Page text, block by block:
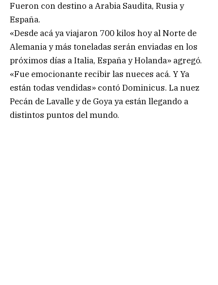
Fueron con destino a Arabia Saudita, Rusia y
España.
«Desde acá ya viajaron 700 kilos hoy al Norte de
Alemania y más toneladas serán enviadas en los
próximos días a Italia, España y Holanda» agregó.
«Fue emocionante recibir las nueces acá. Y Ya
están todas vendidas» contó Dominicus. La nuez
Pecán de Lavalle y de Goya ya están llegando a
distintos puntos del mundo.